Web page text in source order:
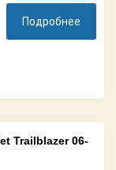
Подробнее
Trailblazer 06-